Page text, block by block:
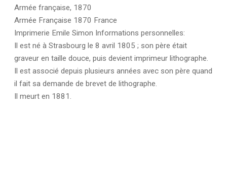
Armée française, 1870
Armée Française 1870 France
Imprimerie Emile Simon Informations personnelles:
Il est né à Strasbourg le 8 avril 1805 ; son père était
graveur en taille douce, puis devient imprimeur lithographe.
Il est associé depuis plusieurs années avec son père quand
il fait sa demande de brevet de lithographe.
Il meurt en 1881.